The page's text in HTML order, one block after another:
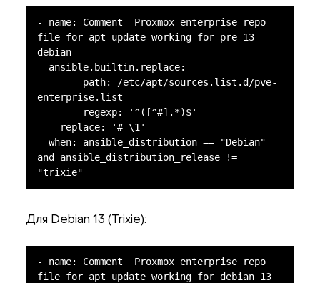
- name: Comment  Proxmox enterprise repo
file for apt update working for pre 13
debian
enterprise.list
and ansible_distribution_release !=
"trixie"
Для Debian 13 (Trixie):
- name: Comment  Proxmox enterprise repo
file for apt update working for debian 13